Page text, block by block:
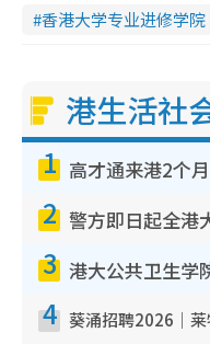
香港大学专业进修学院
港生活社
1
2
3
4